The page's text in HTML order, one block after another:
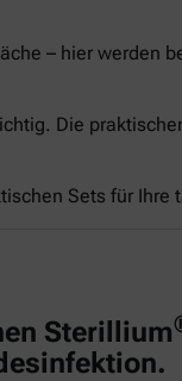
– hier werden
Die
Sets für Ihre
Sterillium